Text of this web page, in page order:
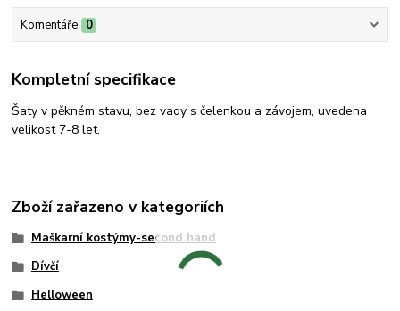
Komentáře 0
Kompletní specifikace
Šaty v pěkném stavu, bez vady s čelenkou a závojem, uvedena
velikost 7-8 let.
Zboží zařazeno v kategoriích
Maškarní kostýmy-second hand
Dívčí
Helloween